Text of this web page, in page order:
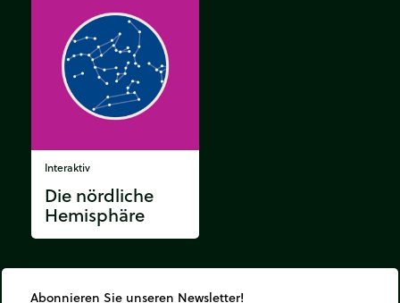
Interaktiv
Die nördliche
Hemisphäre
Abonnieren Sie unseren Newsletter!